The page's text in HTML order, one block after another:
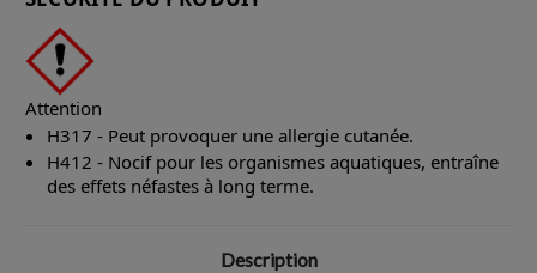
Attention
H317 - Peut provoquer une allergie cutanée.
H412 - Nocif pour les organismes aquatiques, entraîne
des effets néfastes à long terme.
Description